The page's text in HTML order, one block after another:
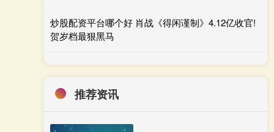
炒股配资平台哪个好 肖战《得闲谨制》4.12亿收官!
贺岁档最狠黑马
推荐资讯